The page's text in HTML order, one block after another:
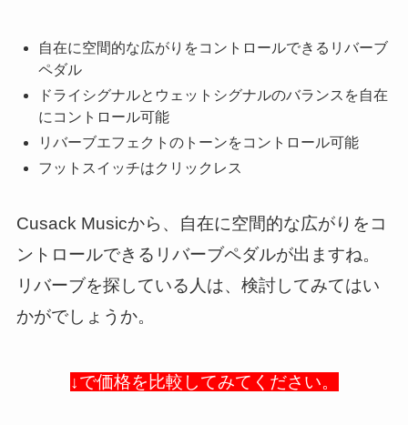
自在に空間的な広がりをコントロールできるリバーブ
ペダル
ドライシグナルとウェットシグナルのバランスを自在
にコントロール可能
リバーブエフェクトのトーンをコントロール可能
フットスイッチはクリックレス
Cusack Musicから、自在に空間的な広がりをコ
ントロールできるリバーブペダルが出ますね。
リバーブを探している人は、検討してみてはい
かがでしょうか。
↓で価格を比較してみてください。